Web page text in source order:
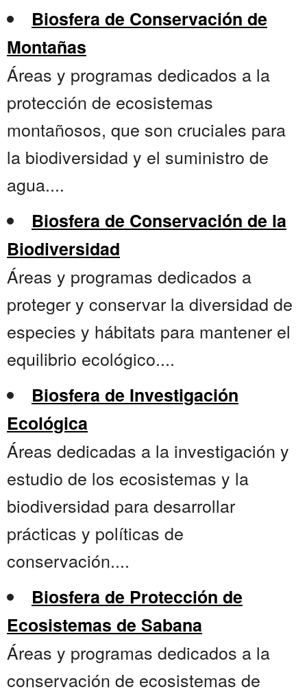
Biosfera de Conservación de
Montañas
Áreas y programas dedicados a la
protección de ecosistemas
montañosos, que son cruciales para
la biodiversidad y el suministro de
agua....
Biosfera de Conservación de la
Biodiversidad
Áreas y programas dedicados a
proteger y conservar la diversidad de
especies y hábitats para mantener el
equilibrio ecológico....
Biosfera de Investigación
Ecológica
Áreas dedicadas a la investigación y
estudio de los ecosistemas y la
biodiversidad para desarrollar
prácticas y políticas de
conservación....
Biosfera de Protección de
Ecosistemas de Sabana
Áreas y programas dedicados a la
conservación de ecosistemas de